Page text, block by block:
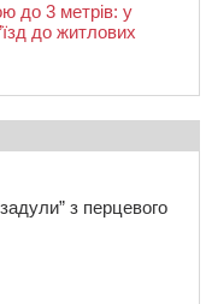
до 3 метрів: у
до житлових
з перцевого